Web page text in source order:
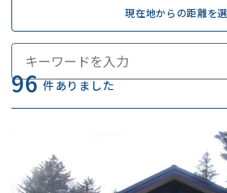
現在地からの距離を
96 件ありました